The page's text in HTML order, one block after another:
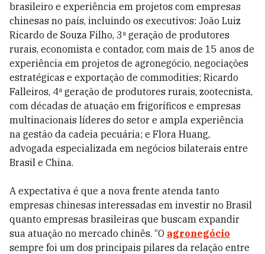
brasileiro e experiência em projetos com empresas
chinesas no país, incluindo os executivos: João Luiz
Ricardo de Souza Filho, 3ª geração de produtores
rurais, economista e contador, com mais de 15 anos de
experiência em projetos de agronegócio, negociações
estratégicas e exportação de commodities; Ricardo
Falleiros, 4ª geração de produtores rurais, zootecnista,
com décadas de atuação em frigoríficos e empresas
multinacionais líderes do setor e ampla experiência
na gestão da cadeia pecuária; e Flora Huang,
advogada especializada em negócios bilaterais entre
Brasil e China.
A expectativa é que a nova frente atenda tanto
empresas chinesas interessadas em investir no Brasil
quanto empresas brasileiras que buscam expandir
sua atuação no mercado chinês. “O agronegócio
sempre foi um dos principais pilares da relação entre